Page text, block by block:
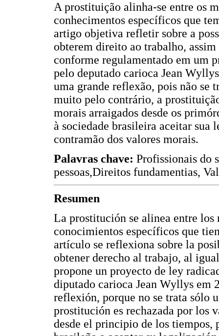
A prostituição alinha-se entre os
conhecimentos específicos que
artigo objetiva refletir sobre a
obterem direito ao trabalho,
conforme regulamentado em um
pelo deputado carioca Jean
uma grande reflexão, pois não se
muito pelo contrário, a
morais arraigados desde os
à sociedade brasileira aceitar sua
contramão dos valores morais.
Palavras chave: Profissionais do
pessoas,Direitos fundamentias,
Resumen
La prostitución se alinea entre los
conocimientos específicos que
artículo se reflexiona sobre la
obtener derecho al trabajo, al
propone un proyecto de ley
diputado carioca Jean Wyllys em
reflexión, porque no se trata sólo
prostitución es rechazada por los
desde el principio de los